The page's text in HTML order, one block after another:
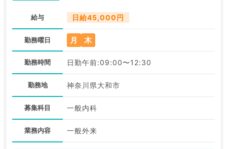
給与 日給45,000円
勤務曜日 月 木
勤務時間 日勤午前:09:00〜12:30
勤務地 神奈川県大和市
募集科目 一般内科
業務内容 一般外来